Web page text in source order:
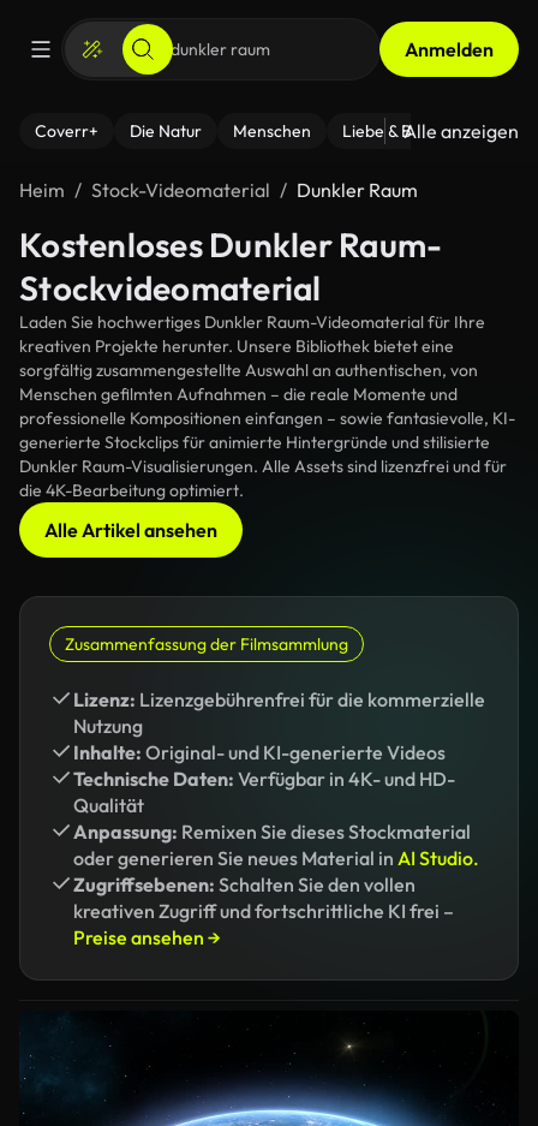
Anmelden
Coverr+ Die Natur Menschen Liebe & Beziehungen
Alle anzeigen
Heim Stock-Videomaterial Dunkler Raum
Kostenloses Dunkler Raum-
Stockvideomaterial
Laden Sie hochwertiges Dunkler Raum-Videomaterial für Ihre
kreativen Projekte herunter. Unsere Bibliothek bietet eine
sorgfältig zusammengestellte Auswahl an authentischen, von
Menschen gefilmten Aufnahmen – die reale Momente und
professionelle Kompositionen einfangen – sowie fantasievolle, KI-
generierte Stockclips für animierte Hintergründe und stilisierte
Dunkler Raum-Visualisierungen. Alle Assets sind lizenzfrei und für
die 4K-Bearbeitung optimiert.
Alle Artikel ansehen
Zusammenfassung der Filmsammlung
Lizenz: Lizenzgebührenfrei für die kommerzielle
Nutzung
Inhalte: Original- und KI-generierte Videos
Technische Daten: Verfügbar in 4K- und HD-
Qualität
Anpassung: Remixen Sie dieses Stockmaterial
oder generieren Sie neues Material in AI Studio.
Zugriffsebenen: Schalten Sie den vollen
kreativen Zugriff und fortschrittliche KI frei –
Preise ansehen →